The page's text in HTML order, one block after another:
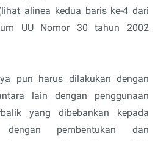
alinea kedua baris ke-4 dari
UU Nomor 30 tahun 2002
pun harus dilakukan dengan
lain dengan penggunaan
yang dibebankan kepada
dengan pembentukan dan